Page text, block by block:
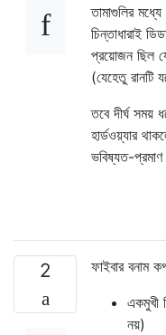
তামাগুলির
চিন্তাধারাই
প্রয়োজন ছিল
(যেহেতু রানটি
তবে দীর্ঘ সময়
হার্ডওয়্যার
ভবিষ্যত-
2
ফাইবার বনাম
একমুখী
নয়)